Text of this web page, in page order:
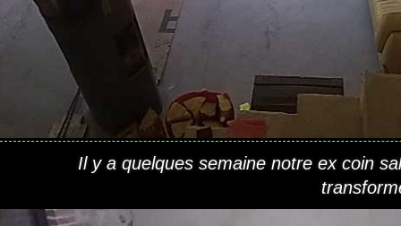
Il y a quelques semaine notre ex coin